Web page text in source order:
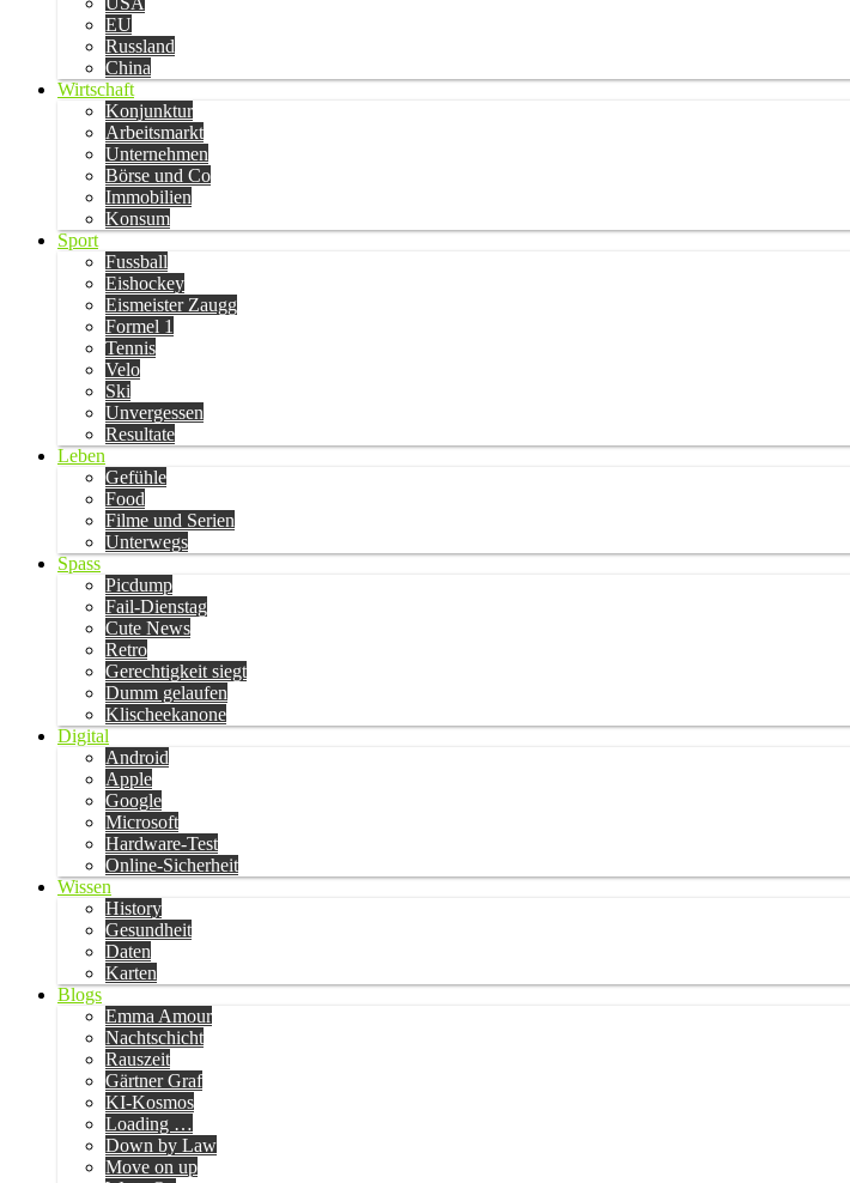
EU
Russland
China
Wirtschaft
Konjunktur
Arbeitsmarkt
Unternehmen
Börse und Co
Immobilien
Konsum
Sport
Fussball
Eishockey
Eismeister Zaugg
Formel 1
Tennis
Velo
Ski
Unvergessen
Resultate
Leben
Gefühle
Food
Filme und Serien
Unterwegs
Spass
Picdump
Fail-Dienstag
Cute News
Retro
Gerechtigkeit siegt
Dumm gelaufen
Klischeekanone
Digital
Android
Apple
Google
Microsoft
Hardware-Test
Online-Sicherheit
Wissen
History
Gesundheit
Daten
Karten
Blogs
Emma Amour
Nachtschicht
Rauszeit
Gärtner Graf
KI-Kosmos
Loading …
Down by Law
Move on up